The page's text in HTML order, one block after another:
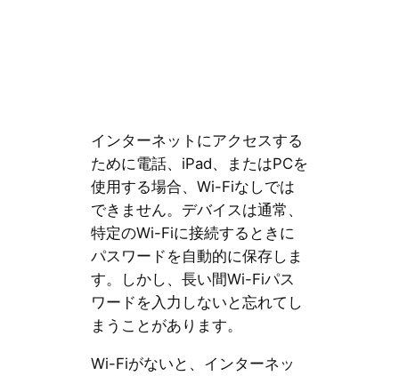
インターネットにアクセスする
ために電話、iPad、またはPCを
使用する場合、Wi-Fiなしでは
できません。デバイスは通常、
特定のWi-Fiに接続するときに
パスワードを自動的に保存しま
す。しかし、長い間Wi-Fiパス
ワードを入力しないと忘れてし
まうことがあります。
Wi-Fiがないと、インターネッ